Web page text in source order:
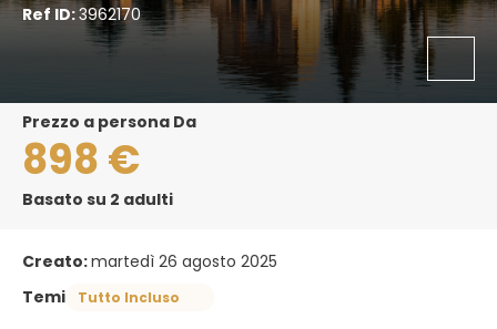
Ref ID:3962170
prezzo a persona Da
898 €
Basato su 2 adulti
Creato:martedì 26 agosto 2025
Temi
Tutto Incluso